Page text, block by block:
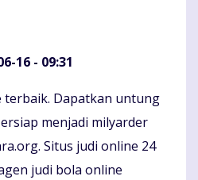
16 - 09:31
terbaik. Dapatkan untung
menjadi milyarder
Situs judi online 24
judi bola online